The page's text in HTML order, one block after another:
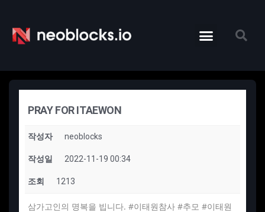
PRAY FOR ITAEWON
작성자 neoblocks
작성일 2022-11-19 00:34
조회 1213
삼가고인의 명복을 빕니다. #이태원참사 #추모 #이태원